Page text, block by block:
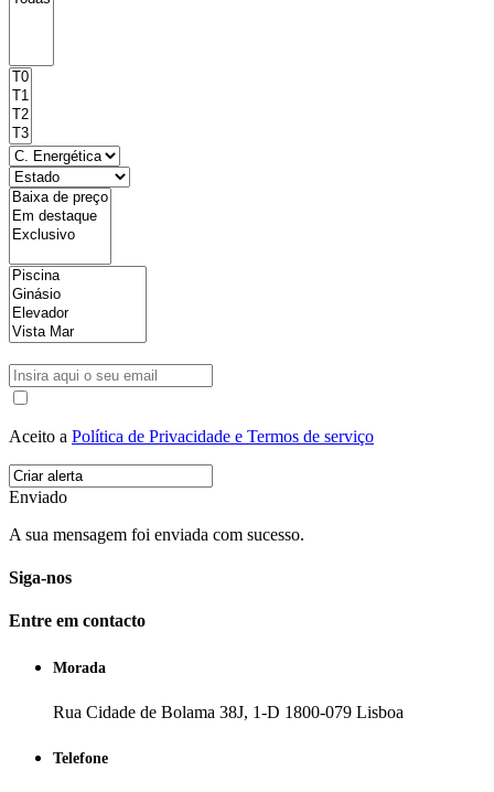
Aceito a Política de Privacidade e Termos de serviço
Enviado
A sua mensagem foi enviada com sucesso.
Siga-nos
Entre em contacto
Morada
Rua Cidade de Bolama 38J, 1-D 1800-079 Lisboa
Telefone